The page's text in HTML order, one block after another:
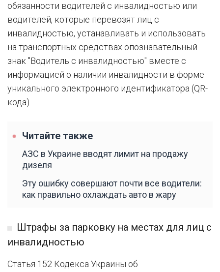
обязанности водителей с инвалидностью или
водителей, которые перевозят лиц с
инвалидностью, устанавливать и использовать
на транспортных средствах опознавательный
знак "Водитель с инвалидностью" вместе с
информацией о наличии инвалидности в форме
уникального электронного идентификатора (QR-
кода).
Читайте также
АЗС в Украине вводят лимит на продажу
дизеля
Эту ошибку совершают почти все водители:
как правильно охлаждать авто в жару
Штрафы за парковку на местах для лиц с
инвалидностью
Статья 152 Кодекса Украины об